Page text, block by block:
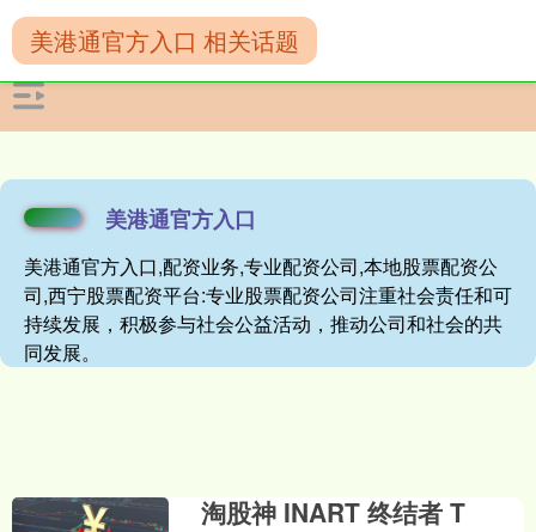
美港通官方入口
美港通官方入口,配资业务,专业配资公司,本地股票配资公
司,西宁股票配资平台:专业股票配资公司注重社会责任和可
持续发展，积极参与社会公益活动，推动公司和社会的共
同发展。
美港通官方入口 相关话题
淘股神 INART 终结者 T